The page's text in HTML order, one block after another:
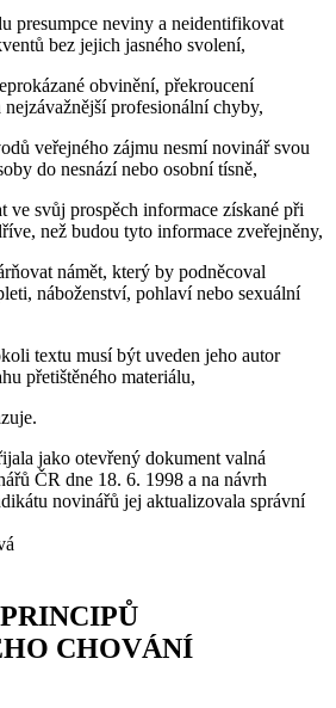
presumpce neviny a neidentifikovat
bez jejich jasného svolení,
obvinění, překroucení
profesionální chyby,
veřejného zájmu nesmí novinář svou
do nesnází nebo osobní tísně,
ve svůj prospěch informace získané při
než budou tyto informace zveřejněny,
námět, který by podněcoval
náboženství, pohlaví nebo sexuální
textu musí být uveden jeho autor
přetištěného materiálu,
jako otevřený dokument valná
ČR dne 18. 6. 1998 a na návrh
novinářů jej aktualizovala správní
CHOVÁNÍ